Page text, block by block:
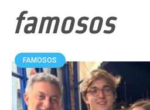
famosos
FAMOSOS